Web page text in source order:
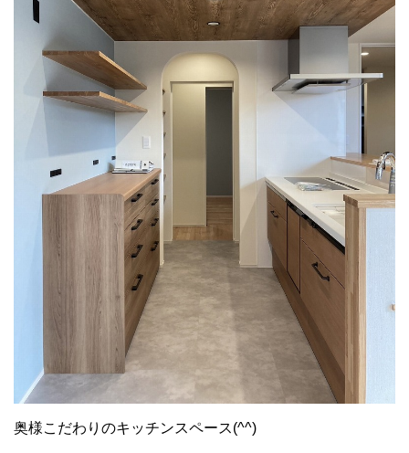
奥様こだわりのキッチンスペース(^^)